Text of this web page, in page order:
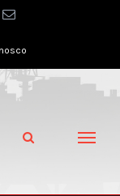
Email